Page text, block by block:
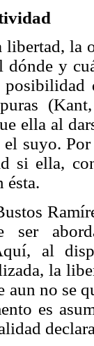
la
dónde y
ella al
suyo.
si ella,
ésta.
ser
al
la
aun no se
es